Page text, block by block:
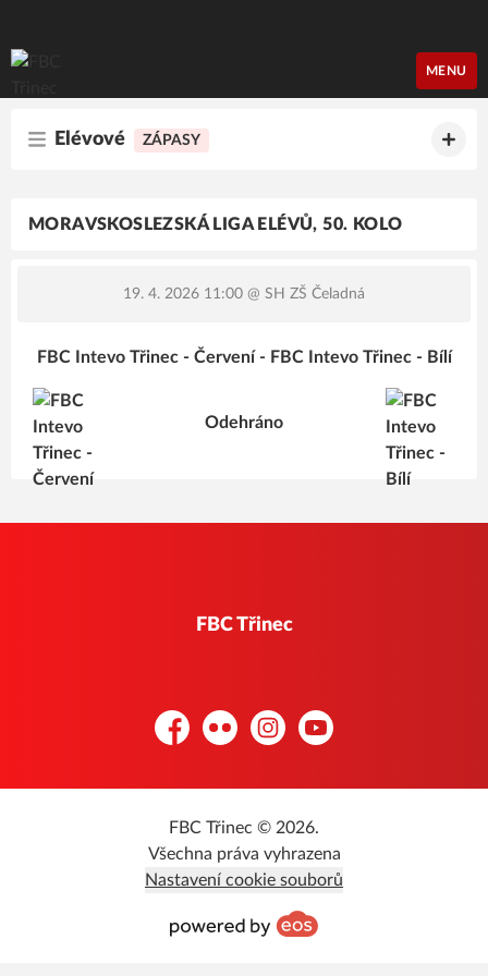
FBC Třinec
MENU
Elévové ZÁPASY
MORAVSKOSLEZSKÁ LIGA ELÉVŮ, 50. KOLO
19. 4. 2026 11:00 @ SH ZŠ Čeladná
FBC Intevo Třinec - Červení - FBC Intevo Třinec - Bílí
Odehráno
FBC Třinec
FacebookFlickr InstagramYouTube
FBC Třinec © 2026.
Všechna práva vyhrazena
Nastavení cookie souborů